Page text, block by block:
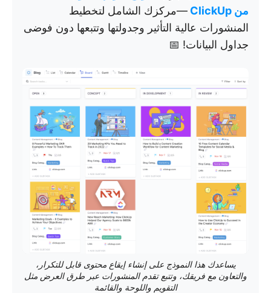
من ClickUp
—مركزك الشامل لتخطيط
المنشورات عالية التأثير وجدولتها وتتبعها دون فوضى
جداول البيانات! 📅
يساعدك هذا النموذج على إنشاء إيقاع محتوى قابل للتكرار،
والتعاون مع فريقك، وتتبع تقدم المنشورات عبر طرق العرض مثل
التقويم واللوحة والقائمة